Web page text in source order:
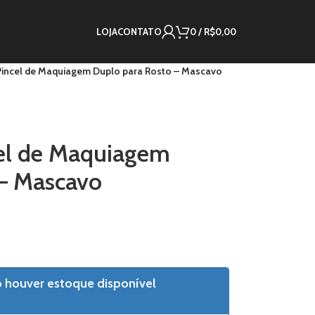
LOJACONTATO 0/ R$0,00
de Maquiagem Duplo para Rosto – Mascavo
de Maquiagem
Mascavo
houver estoque disponível